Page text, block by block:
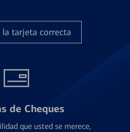
la tarjeta correcta
de Cheques
que usted se merece,